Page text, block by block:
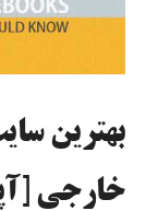
بهترین
خارجی